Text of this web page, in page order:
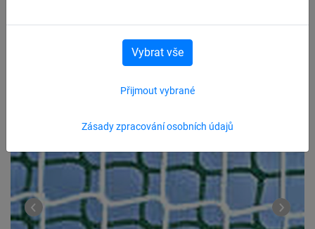
Zásady zpracování osobních údajů
Přijmout vybrané
Vybrat vše